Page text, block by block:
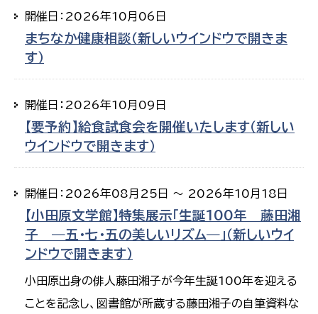
開催日：2026年10月06日
まちなか健康相談（新しいウインドウで開きま
す）
開催日：2026年10月09日
【要予約】給食試食会を開催いたします（新しい
ウインドウで開きます）
開催日：2026年08月25日 ～ 2026年10月18日
【小田原文学館】特集展示「生誕100年 藤田湘
子 ―五・七・五の美しいリズム―」（新しいウイ
ンドウで開きます）
小田原出身の俳人藤田湘子が今年生誕100年を迎える
ことを記念し、図書館が所蔵する藤田湘子の自筆資料な